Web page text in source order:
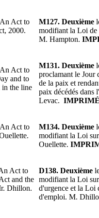
Act to
2000.
M127. Deuxième
modifiant la Loi de
M. Hampton.
Act to
and to
in the line
M131. Deuxième
proclamant le Jour
de la paix et
paix décédés dans l
Levac.
Act to
.
M134. Deuxième
modifiant la Loi
Ouellette.
Act to
and the
Dhillon.
D138. Deuxième
modifiant la Loi
d'urgence et la Loi
d'emploi. M.